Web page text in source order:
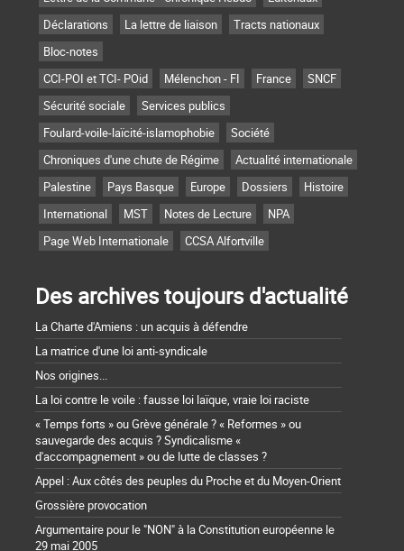
Déclarations
La lettre de liaison
Tracts nationaux
Bloc-notes
CCI-POI et TCI- POid
Mélenchon - FI France
SNCF
Sécurité sociale
Services publics
Foulard-voile-laïcité-islamophobie
Société
Chroniques d'une chute de Régime
Actualité internationale
Palestine
Pays Basque Europe Dossiers
Histoire
International
MST Notes de Lecture
NPA
Page Web Internationale
CCSA Alfortville
Des archives toujours d'actualité
La Charte d'Amiens : un acquis à défendre
La matrice d'une loi anti-syndicale
Nos origines...
La loi contre le voile : fausse loi laïque, vraie loi raciste
« Temps forts » ou Grève générale ? « Reformes » ou
sauvegarde des acquis ? Syndicalisme «
d'accompagnement » ou de lutte de classes ?
Appel : Aux côtés des peuples du Proche et du Moyen-Orient
Grossière provocation
Argumentaire pour le "NON" à la Constitution européenne le
29 mai 2005